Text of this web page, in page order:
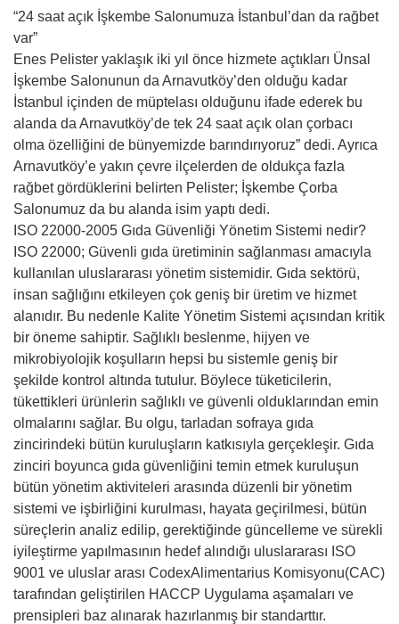
“24 saat açık İşkembe Salonumuza İstanbul’dan da rağbet
var”
Enes Pelister yaklaşık iki yıl önce hizmete açtıkları Ünsal
İşkembe Salonunun da Arnavutköy’den olduğu kadar
İstanbul içinden de müptelası olduğunu ifade ederek bu
alanda da Arnavutköy’de tek 24 saat açık olan çorbacı
olma özelliğini de bünyemizde barındırıyoruz” dedi. Ayrıca
Arnavutköy’e yakın çevre ilçelerden de oldukça fazla
rağbet gördüklerini belirten Pelister; İşkembe Çorba
Salonumuz da bu alanda isim yaptı dedi.
ISO 22000-2005 Gıda Güvenliği Yönetim Sistemi nedir?
ISO 22000; Güvenli gıda üretiminin sağlanması amacıyla
kullanılan uluslararası yönetim sistemidir. Gıda sektörü,
insan sağlığını etkileyen çok geniş bir üretim ve hizmet
alanıdır. Bu nedenle Kalite Yönetim Sistemi açısından kritik
bir öneme sahiptir. Sağlıklı beslenme, hijyen ve
mikrobiyolojik koşulların hepsi bu sistemle geniş bir
şekilde kontrol altında tutulur. Böylece tüketicilerin,
tükettikleri ürünlerin sağlıklı ve güvenli olduklarından emin
olmalarını sağlar. Bu olgu, tarladan sofraya gıda
zincirindeki bütün kuruluşların katkısıyla gerçekleşir. Gıda
zinciri boyunca gıda güvenliğini temin etmek kuruluşun
bütün yönetim aktiviteleri arasında düzenli bir yönetim
sistemi ve işbirliğini kurulması, hayata geçirilmesi, bütün
süreçlerin analiz edilip, gerektiğinde güncelleme ve sürekli
iyileştirme yapılmasının hedef alındığı uluslararası ISO
9001 ve uluslar arası CodexAlimentarius Komisyonu(CAC)
tarafından geliştirilen HACCP Uygulama aşamaları ve
prensipleri baz alınarak hazırlanmış bir standarttır.